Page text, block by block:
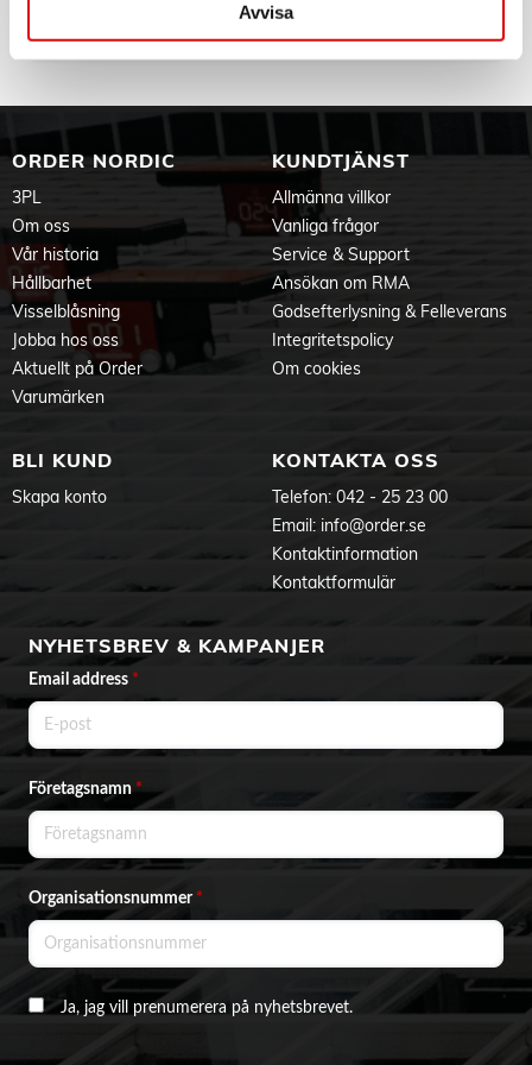
Avvisa
929002065503
Rek: 59,00 kr
ORDER NORDIC
3PL
Om oss
Vår historia
Hållbarhet
Visselblåsning
Jobba hos oss
Aktuellt på Order
Varumärken
KUNDTJÄNST
Allmänna villkor
Vanliga frågor
Service & Support
Ansökan om RMA
Godsefterlysning & Felleverans
Integritetspolicy
Om cookies
BLI KUND
Skapa konto
KONTAKTA OSS
Telefon: 042 - 25 23 00
Email: info@order.se
Kontaktinformation
Kontaktformulär
NYHETSBREV & KAMPANJER
Email address *
Företagsnamn*
Organisationsnummer *
Ja, jag vill prenumerera på nyhetsbrevet.